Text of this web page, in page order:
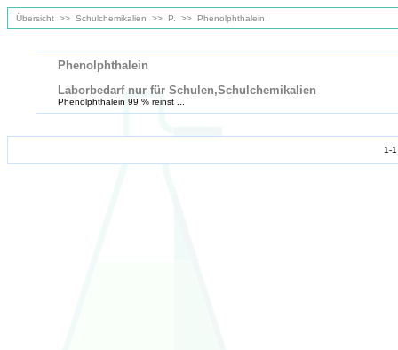
Übersicht >> Schulchemikalien >> P. >> Phenolphthalein
Phenolphthalein
Laborbedarf nur für Schulen,Schulchemikalien
Phenolphthalein 99 % reinst ...
1-